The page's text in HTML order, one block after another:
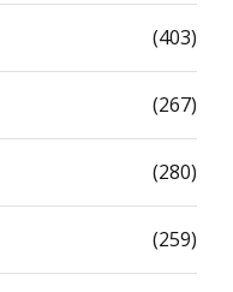
(403)
(267)
(280)
(259)